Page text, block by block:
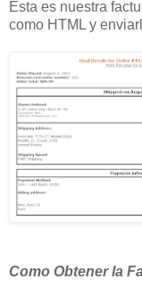
Esta es nuestra
como HTML y
Como Obtener la